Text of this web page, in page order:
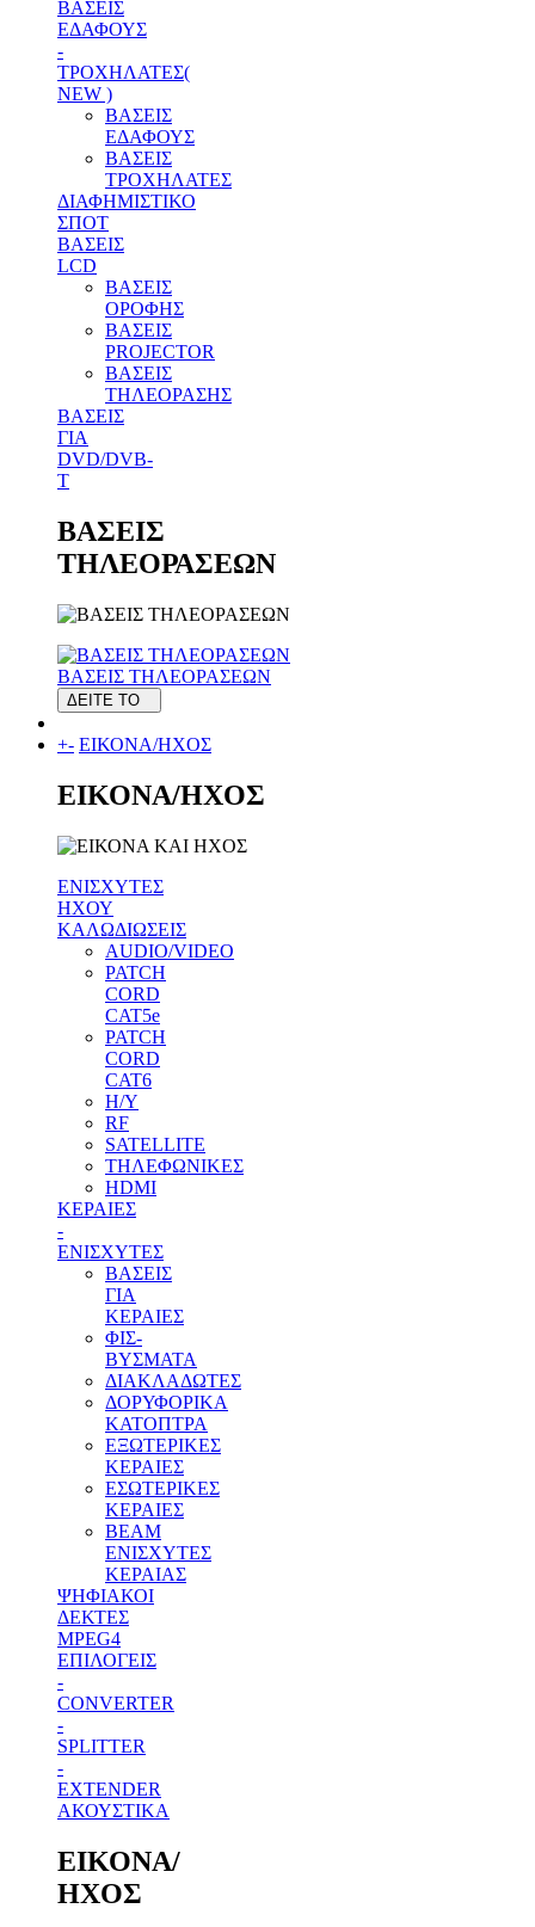
ΒΑΣΕΙΣ
ΕΔΑΦΟΥΣ
-
ΤΡΟΧΗΛΑΤΕΣ(
NEW )
ΒΑΣΕΙΣ
ΕΔΑΦΟΥΣ
ΒΑΣΕΙΣ
ΤΡΟΧΗΛΑΤΕΣ
ΔΙΑΦΗΜΙΣΤΙΚΟ
ΣΠΟΤ
ΒΑΣΕΙΣ
LCD
ΒΑΣΕΙΣ
ΟΡΟΦΗΣ
ΒΑΣΕΙΣ
PROJECTOR
ΒΑΣΕΙΣ
ΤΗΛΕΟΡΑΣΗΣ
ΒΑΣΕΙΣ
ΓΙΑ
DVD/DVB-
T
ΒΑΣΕΙΣ
ΤΗΛΕΟΡΑΣΕΩΝ
ΒΑΣΕΙΣ ΤΗΛΕΟΡΑΣΕΩΝ
ΔΕΙΤΕ ΤΟ
+- ΕΙΚΟΝΑ/ΗΧΟΣ
ΕΙΚΟΝΑ/ΗΧΟΣ
ΕΝΙΣΧΥΤΕΣ
ΗΧΟΥ
ΚΑΛΩΔΙΩΣΕΙΣ
AUDIO/VIDEO
PATCH
CORD
CAT5e
PATCH
CORD
CAT6
H/Y
RF
SATELLITE
ΤΗΛΕΦΩΝΙΚΕΣ
HDMI
ΚΕΡΑΙΕΣ
-
ENΙΣΧΥΤΕΣ
ΒΑΣΕΙΣ
ΓΙΑ
ΚΕΡΑΙΕΣ
ΦΙΣ-
ΒΥΣΜΑΤΑ
ΔΙΑΚΛΑΔΩΤΕΣ
ΔΟΡΥΦΟΡΙΚΑ
ΚΑΤΟΠΤΡΑ
ΕΞΩΤΕΡΙΚΕΣ
ΚΕΡΑΙΕΣ
ΕΣΩΤΕΡΙΚΕΣ
ΚΕΡΑΙΕΣ
BEAM
ΕΝΙΣΧΥΤΕΣ
ΚΕΡΑΙΑΣ
ΨΗΦΙΑΚΟΙ
ΔΕΚΤΕΣ
MPEG4
ΕΠΙΛΟΓΕΙΣ
-
CONVERTER
-
SPLITTER
-
EXTENDER
ΑΚΟΥΣΤΙΚΑ
ΕΙΚΟΝΑ/
ΗΧΟΣ